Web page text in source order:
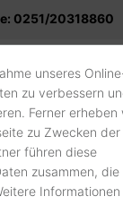
0251/20318860
Opt-Out
des
unseres
zu verbessern
Ferner erheben
zu Zwecken der
führen diese
zusammen, die
Informationen